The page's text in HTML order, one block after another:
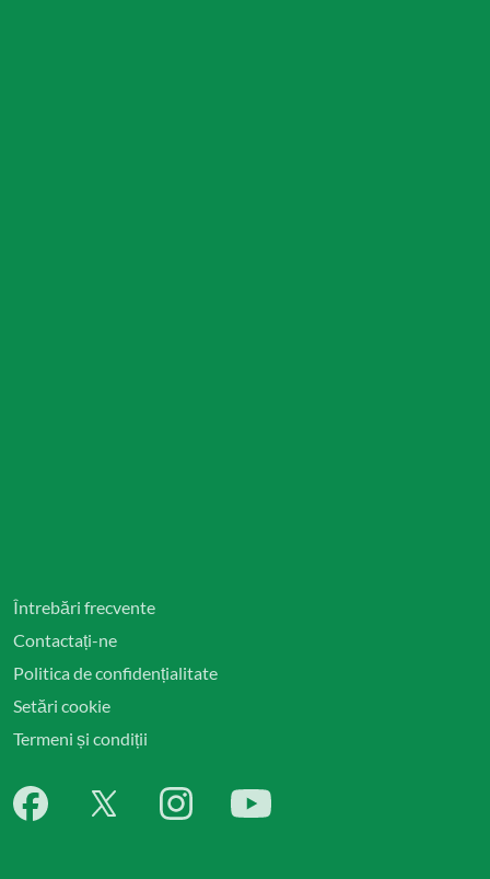
Întrebări frecvente
Contactați-ne
Politica de confidențialitate
Setări cookie
Termeni și condiții